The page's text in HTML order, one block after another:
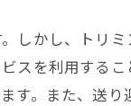
しかし、トリ
スを利用する
す。また、送